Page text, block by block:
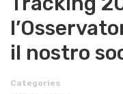
il nostro
Categories